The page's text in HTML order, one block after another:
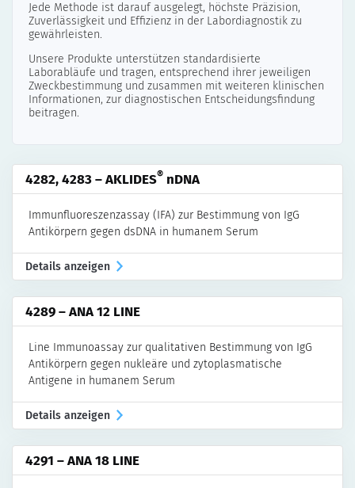
Jede Methode ist darauf ausgelegt, höchste Präzision,
Zuverlässigkeit und Effizienz in der Labordiagnostik zu
gewährleisten.
Unsere Produkte unterstützen standardisierte
Laborabläufe und tragen, entsprechend ihrer jeweiligen
Zweckbestimmung und zusammen mit weiteren klinischen
Informationen, zur diagnostischen Entscheidungsfindung
beitragen.
4282, 4283 – AKLIDES® nDNA
Immunfluoreszenzassay (IFA) zur Bestimmung von IgG
Antikörpern gegen dsDNA in humanem Serum
Details anzeigen
4289 – ANA 12 LINE
Line Immunoassay zur qualitativen Bestimmung von IgG
Antikörpern gegen nukleäre und zytoplasmatische
Antigene in humanem Serum
Details anzeigen
4291 – ANA 18 LINE